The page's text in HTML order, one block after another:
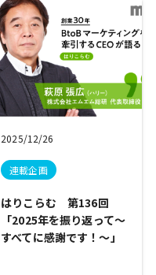
2025/12/26
連載企画
はりこらむ 第136回
「2025年を振り返って～
すべてに感謝です！～」